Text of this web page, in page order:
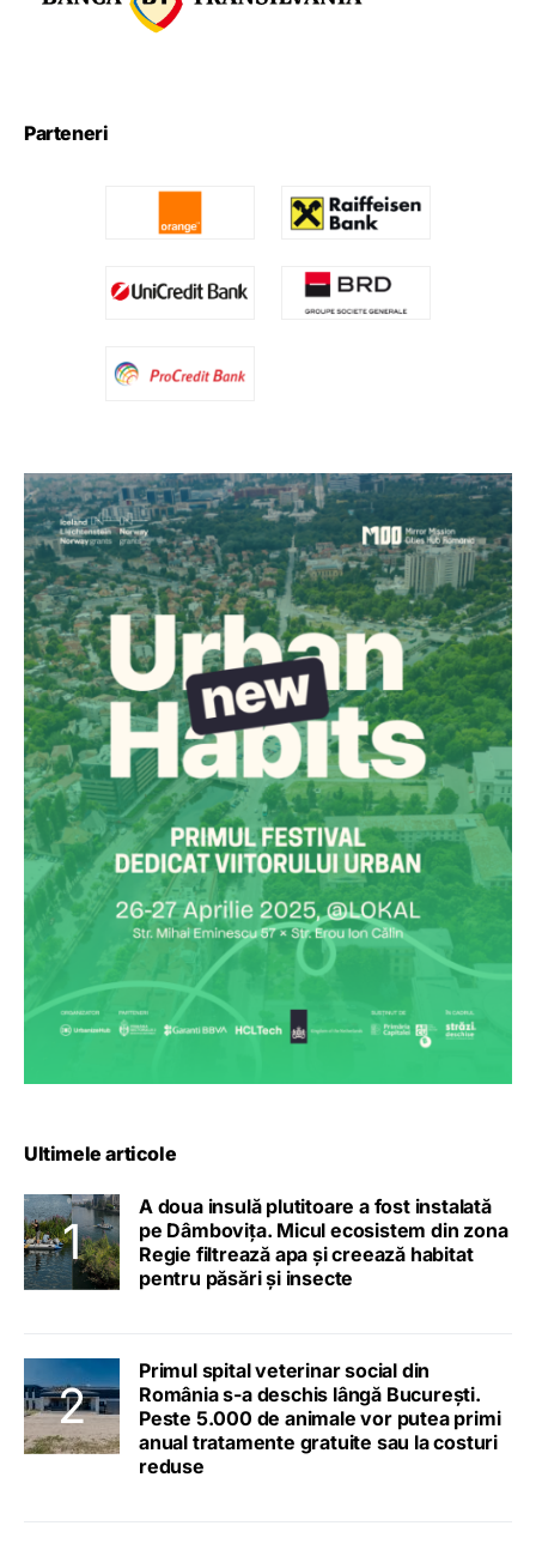
Parteneri
Ultimele articole
A doua insulă plutitoare a fost instalată
pe Dâmbovița. Micul ecosistem din zona
Regie filtrează apa și creează habitat
pentru păsări și insecte
Primul spital veterinar social din
România s-a deschis lângă București.
Peste 5.000 de animale vor putea primi
anual tratamente gratuite sau la costuri
reduse